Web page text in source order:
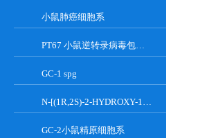
小鼠肺癌细胞系
PT67 小鼠逆转录病毒包装细胞系
GC-1 spg
N-[(1R,2S)-2-HYDROXY-1-HYDROXYMETHYL-2-(2-TRIDECYL-1-CYCLOPROPENYL)ETHYL]OCT;GT-11
GC-2小鼠精原细胞系